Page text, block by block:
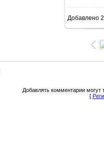
Добавлено
Добавлять комментарии могут
[